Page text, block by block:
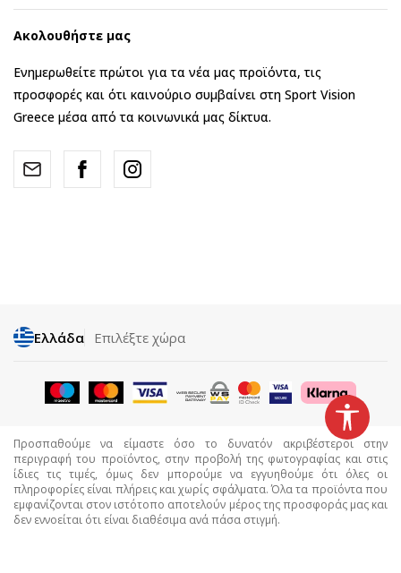
Ακολουθήστε μας
Ενημερωθείτε πρώτοι για τα νέα μας προϊόντα, τις
προσφορές και ότι καινούριο συμβαίνει στη Sport Vision
Greece μέσα από τα κοινωνικά μας δίκτυα.
Ελλάδα Επιλέξτε χώρα
Προσπαθούμε να είμαστε όσο το δυνατόν ακριβέστεροι στην
περιγραφή του προϊόντος, στην προβολή της φωτογραφίας και στις
ίδιες τις τιμές, όμως δεν μπορούμε να εγγυηθούμε ότι όλες οι
πληροφορίες είναι πλήρεις και χωρίς σφάλματα. Όλα τα προϊόντα που
εμφανίζονται στον ιστότοπο αποτελούν μέρος της προσφοράς μας και
δεν εννοείται ότι είναι διαθέσιμα ανά πάσα στιγμή.